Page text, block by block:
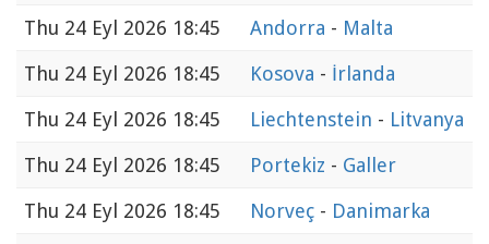
Thu 24 Eyl 2026 18:45 Andorra - Malta
Thu 24 Eyl 2026 18:45 Kosova - İrlanda
Thu 24 Eyl 2026 18:45 Liechtenstein - Litvanya
Thu 24 Eyl 2026 18:45 Portekiz - Galler
Thu 24 Eyl 2026 18:45 Norveç - Danimarka